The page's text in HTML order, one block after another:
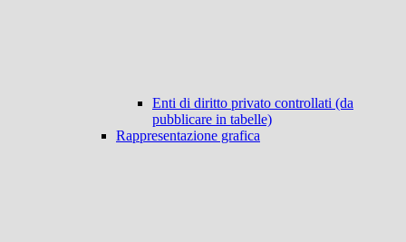
Enti di diritto privato controllati (da
pubblicare in tabelle)
Rappresentazione grafica